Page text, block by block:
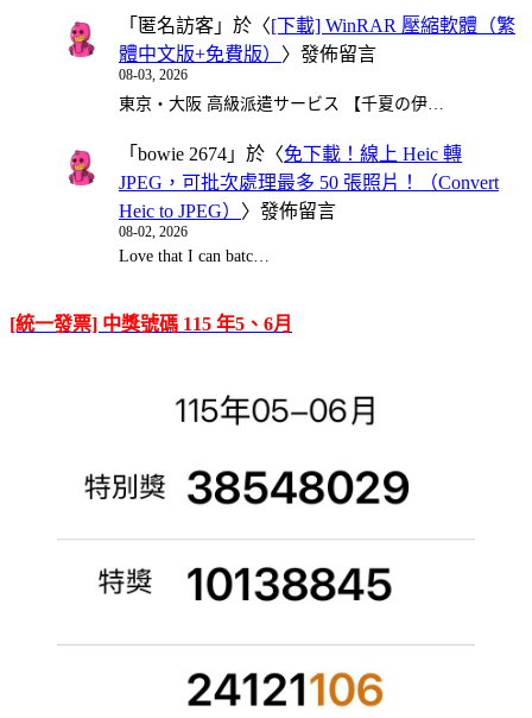
「 匿名訪客 」於〈[下載] WinRAR 壓縮軟體（繁
體中文版+免費版） 〉發佈留言
08-03, 2026
東京・大阪 高級派遣サービス 【千夏の伊…
「 bowie 2674 」於〈免下載！線上 Heic 轉
JPEG，可批次處理最多 50 張照片！（Convert
Heic to JPEG） 〉發佈留言
08-02, 2026
Love that I can batc…
[統一發票] 中獎號碼 115 年5、6月